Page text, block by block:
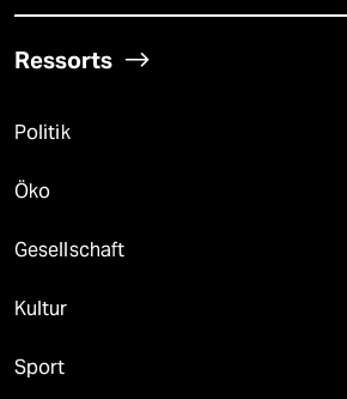
Ressorts
Politik
Öko
Gesellschaft
Kultur
Sport